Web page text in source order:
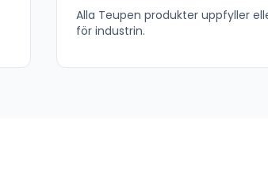
Alla Teupen produkter uppfyller
för industrin.